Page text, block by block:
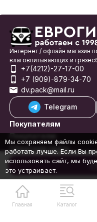
Главная Каталог
Интернет / офлайн магазин
влаговпитывающих и
+7(4212)-27-17-00
+7 (909)-879-34-70
dv.pack@mail.ru
Telegram
Покупателям
Покупателю
Обратная связь
© 1998-2026 Еврогифт
Мы сохраняем файлы
работать лучше. Если Вы
использовать сайт, мы
это устраивает.